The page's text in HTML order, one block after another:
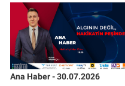
Ana Haber - 30.07.2026